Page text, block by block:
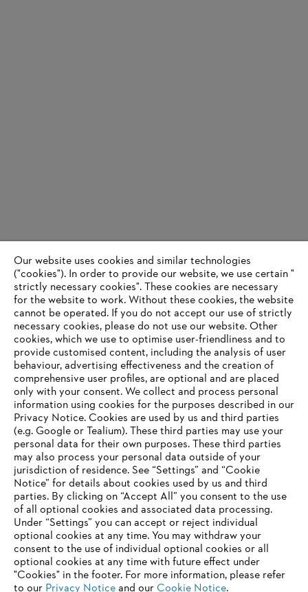
Our website uses cookies and similar technologies
("cookies"). In order to provide our website, we use certain "
strictly necessary cookies". These cookies are necessary
for the website to work. Without these cookies, the website
‎cannot be operated.‎ If you do not accept our use of strictly
necessary cookies, please do not use our website. ‎Other
cookies, which we use to optimise user-friendliness and to
provide customised content, including the analysis of user
behaviour, advertising effectiveness and the creation of
comprehensive user profiles, are optional and are placed
only with your consent. We collect and process personal
information using cookies for the purposes described in our
Privacy Notice. Cookies are used by us and third parties
(e.g. Google or Tealium). These third parties may use your
personal data for their own purposes. These third parties
may also process your personal data outside of your
jurisdiction of residence. See “Settings” and “Cookie
Notice” for details about cookies used by us and third
parties. By clicking on “Accept All” you consent to the use
of all optional cookies and associated data processing.
Under “Settings” you can accept or reject individual
optional cookies at any time. You may withdraw your
consent to the use of individual optional cookies or all
optional cookies at any time with future effect under
"Cookies" in the footer. For more information, please refer
to our Privacy Noticeand our Cookie Notice.